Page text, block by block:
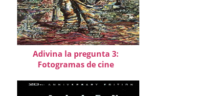
Adivina la pregunta 3:
Fotogramas de cine